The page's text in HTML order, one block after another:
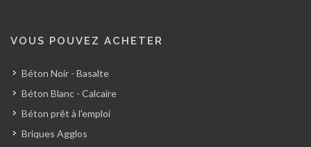
VOUS POUVEZ ACHETER
Béton Noir - Basalte
Béton Blanc - Calcaire
Béton prêt à l'emploi
Briques Agglos